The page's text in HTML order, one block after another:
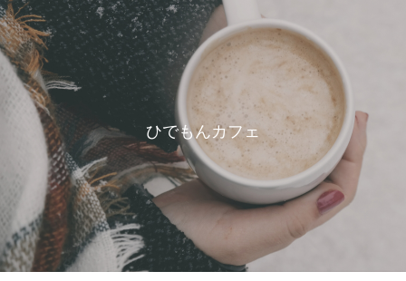
ひでもんカフェ